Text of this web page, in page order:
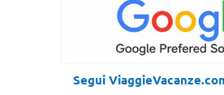
Segui